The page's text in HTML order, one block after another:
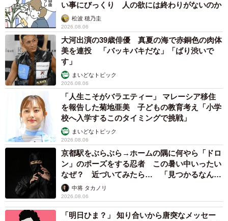
い事にびっくり 人の欲には終わりがないのか
松波 穂乃圭
2026.08.06
大河出演の39歳俳優 真夏の海で赤銅色の肉体
美を連投 「バッキバキだな」「ばり渋いで
す」
まいどなトピック
2026.08.06
「人生こそがバラエティー」 マレーシア移住
を報告した菊地亜美 子どもの教育考え「小学
校へ入学するこのタイミングで挑戦」
まいどなトピック
2026.08.06
京都駅をぶらぶら→ホームの隅に何やら「ドロ
ン」のポーズをする忍者 この暑い中いったい
なぜ？ 近づいてみたら… 「見つかるなんて
未熟」中将 タカノリ
2026.08.06
「明日ひま？」 知り合いから唐突なメッセー